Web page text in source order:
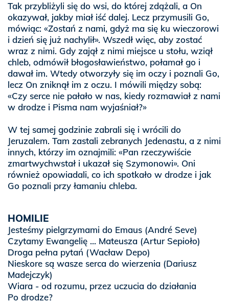
Tak przybliżyli się do wsi, do której zdążali, a On
okazywał, jakby miał iść dalej. Lecz przymusili Go,
mówiąc: «Zostań z nami, gdyż ma się ku wieczorowi
i dzień się już nachylił». Wszedł więc, aby zostać
wraz z nimi. Gdy zajął z nimi miejsce u stołu, wziął
chleb, odmówił błogosławieństwo, połamał go i
dawał im. Wtedy otworzyły się im oczy i poznali Go,
lecz On zniknął im z oczu. I mówili między sobą:
«Czy serce nie pałało w nas, kiedy rozmawiał z nami
w drodze i Pisma nam wyjaśniał?»
W tej samej godzinie zabrali się i wrócili do
Jeruzalem. Tam zastali zebranych Jedenastu, a z nimi
innych, którzy im oznajmili: «Pan rzeczywiście
zmartwychwstał i ukazał się Szymonowi». Oni
również opowiadali, co ich spotkało w drodze i jak
Go poznali przy łamaniu chleba.
HOMILIE
Jesteśmy pielgrzymami do Emaus (André Seve)
Czytamy Ewangelię ... Mateusza (Artur Sepioło)
Droga pełna pytań (Wacław Depo)
Nieskore są wasze serca do wierzenia (Dariusz
Madejczyk)
Wiara - od rozumu, przez uczucia do działania
Po drodze?